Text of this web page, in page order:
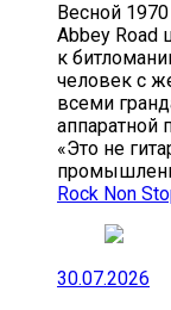
Весной
Abbey Road
к
человек с
всеми
аппаратной
«Это не
Rock Non
30.07.2026